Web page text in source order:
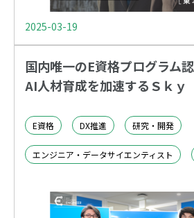
2025-03-19
国内唯一のE資格プログラム
AI人材育成を加速するＳｋｙ
E資格 DX推進 研究・開発
エンジニア・データサイエンティスト